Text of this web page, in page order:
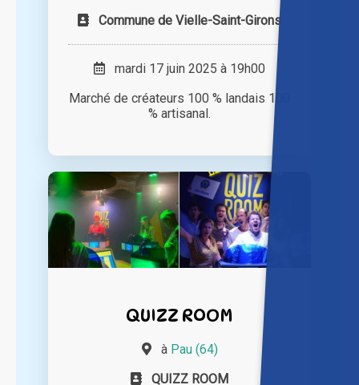
Commune de Vielle-Saint-Girons
mardi 17 juin 2025 à 19h00
Marché de créateurs 100 % landais 100
% artisanal.
QUIZZ ROOM
à Pau (64)
QUIZZ ROOM